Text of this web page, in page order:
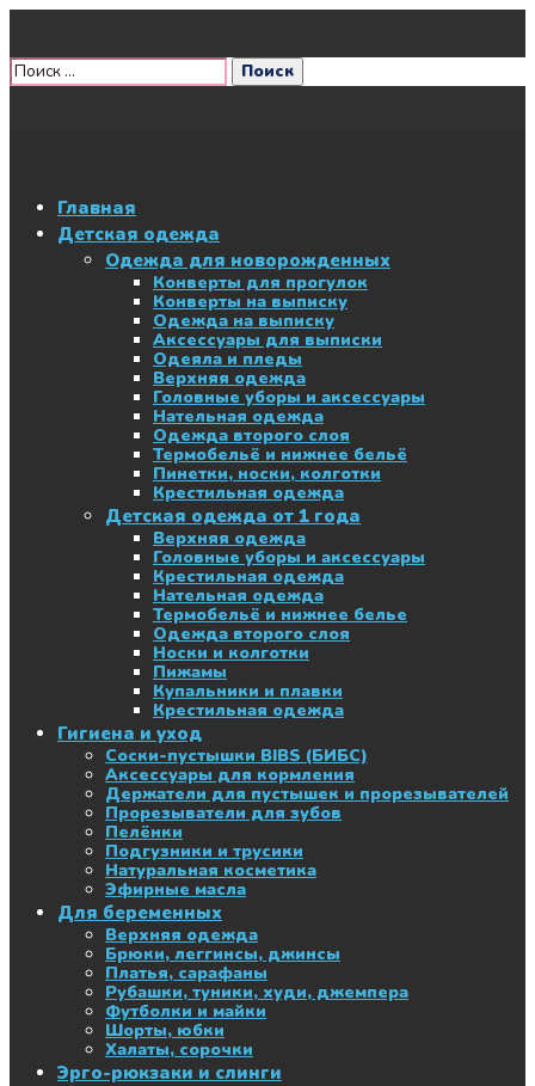
Главная
Детская одежда
Одежда для новорожденных
Конверты для прогулок
Конверты на выписку
Одежда на выписку
Аксессуары для выписки
Одеяла и пледы
Верхняя одежда
Головные уборы и аксессуары
Нательная одежда
Одежда второго слоя
Термобельё и нижнее бельё
Пинетки, носки, колготки
Крестильная одежда
Детская одежда от 1 года
Верхняя одежда
Головные уборы и аксессуары
Крестильная одежда
Нательная одежда
Термобельё и нижнее белье
Одежда второго слоя
Носки и колготки
Пижамы
Купальники и плавки
Крестильная одежда
Гигиена и уход
Соски-пустышки BIBS (БИБС)
Аксессуары для кормления
Держатели для пустышек и прорезывателей
Прорезыватели для зубов
Пелёнки
Подгузники и трусики
Натуральная косметика
Эфирные масла
Для беременных
Верхняя одежда
Брюки, леггинсы, джинсы
Платья, сарафаны
Рубашки, туники, худи, джемпера
Футболки и майки
Шорты, юбки
Халаты, сорочки
Эрго-рюкзаки и слинги